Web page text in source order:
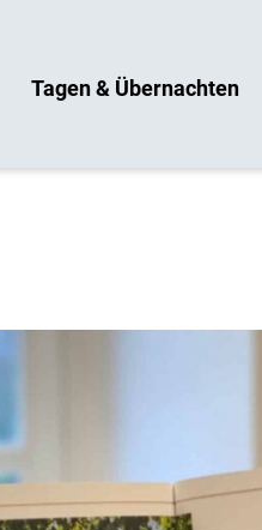
Tagen & Übernachten